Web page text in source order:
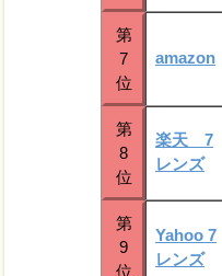
第
7
位
amazon
第
8
位
楽天 7
レンズ
第
9
位
Yahoo 7
レンズ